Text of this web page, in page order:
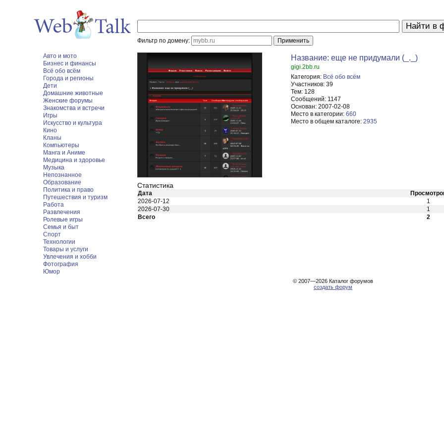
Фильтр по домену:
Авто и мото
Бизнес и финансы
Всё обо всём
Города и регионы
Дети
Домашние животные
Женские форумы
Знакомства и встречи
Игры
Искусство и культура
Кино
Кланы
Компьютеры
Манга и Аниме
Медицина и здоровье
Музыка
Непознанное
Образование
Политика и право
Путешествия и туризм
Работа
Развлечения
Ролевые игры
Семья и быт
Спорт
Технологии
Товары и услуги
Увлечения и хобби
Фотография
Юмор
Название: еще не придумали (_._)
gigi.2bb.ru
Категория: Всё обо всём
Участников: 39
Тем: 128
Сообщений: 1147
Основан: 2007-02-08
Место в категории: 660
Место в общем каталоге: 2935
Статистика
Дата
2026-07-12
1
2026-07-30
1
Всего
2
© 2007—2026 Каталог форумов
создать форум